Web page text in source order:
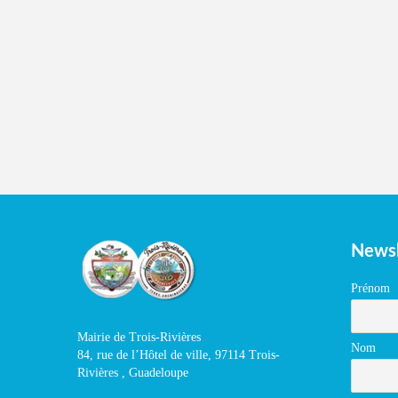
Mairie de Trois-Rivières
84, rue de l’Hôtel de ville, 97114 Trois-
Rivières , Guadeloupe
Prénom
Nom